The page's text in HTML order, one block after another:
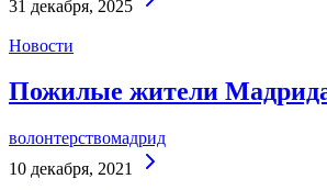
31 декабря, 2025
Новости
Пожилые жители Мадрида
волонтерствомадрид
10 декабря, 2021